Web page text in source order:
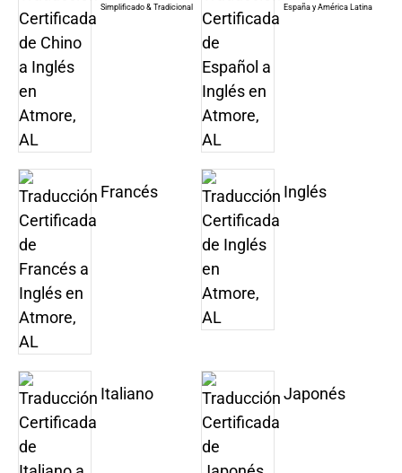
Simplificado & Tradicional España y América Latina
Francés Inglés
Italiano Japonés